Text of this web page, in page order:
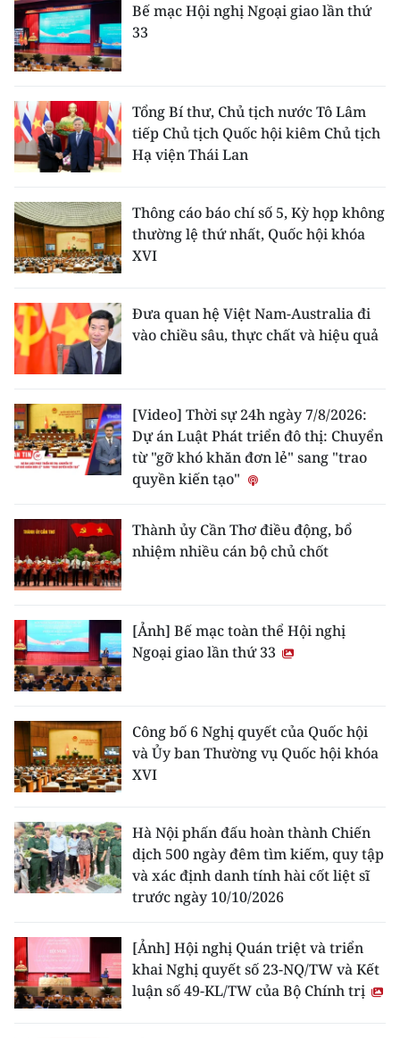
Bế mạc Hội nghị Ngoại giao lần thứ
33
Tổng Bí thư, Chủ tịch nước Tô Lâm
tiếp Chủ tịch Quốc hội kiêm Chủ tịch
Hạ viện Thái Lan
Thông cáo báo chí số 5, Kỳ họp không
thường lệ thứ nhất, Quốc hội khóa
XVI
Đưa quan hệ Việt Nam-Australia đi
vào chiều sâu, thực chất và hiệu quả
[Video] Thời sự 24h ngày 7/8/2026:
Dự án Luật Phát triển đô thị: Chuyển
từ "gỡ khó khăn đơn lẻ" sang "trao
quyền kiến tạo"
Thành ủy Cần Thơ điều động, bổ
nhiệm nhiều cán bộ chủ chốt
[Ảnh] Bế mạc toàn thể Hội nghị
Ngoại giao lần thứ 33
Công bố 6 Nghị quyết của Quốc hội
và Ủy ban Thường vụ Quốc hội khóa
XVI
Hà Nội phấn đấu hoàn thành Chiến
dịch 500 ngày đêm tìm kiếm, quy tập
và xác định danh tính hài cốt liệt sĩ
trước ngày 10/10/2026
[Ảnh] Hội nghị Quán triệt và triển
khai Nghị quyết số 23-NQ/TW và Kết
luận số 49-KL/TW của Bộ Chính trị